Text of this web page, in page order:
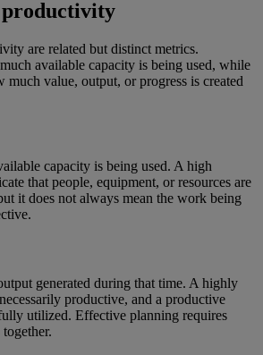
are related but distinct metrics.
available capacity is being used, while
value, output, or progress is created
capacity is being used. A high
that people, equipment, or resources are
it does not always mean the work being
generated during that time. A highly
productive, and a productive
utilized. Effective planning requires